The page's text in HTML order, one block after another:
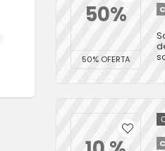
50%
50% OFERTA